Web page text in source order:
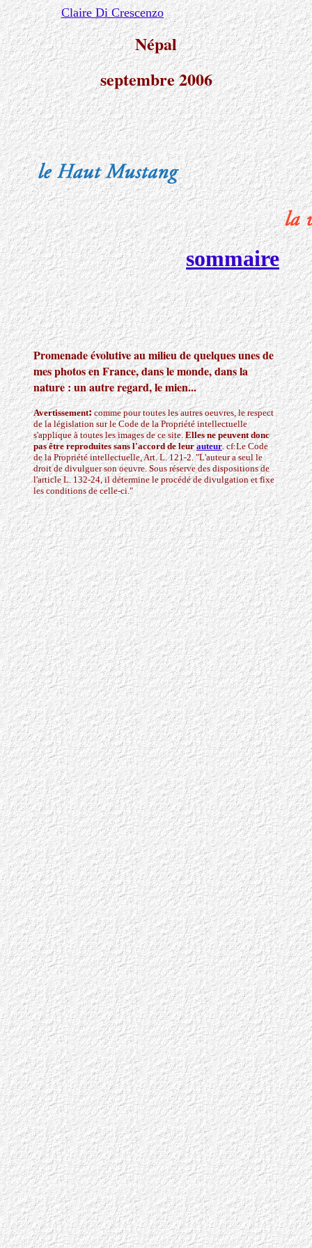
Claire Di Crescenzo
Népal
septembre 2006
sommaire
Promenade évolutiveau milieu de quelques unes de
mes photos en France, dans le monde, dans la
nature : un autre regard, le mien...
Avertissement:comme pour toutes les autres oeuvres, le respect
de la législation sur le Code de la Propriété intellectuelle
s'applique à toutes les images de ce site.Elles ne peuvent donc
pas être reproduites sans l'accord de leurauteur. cf:Le Code
de la Propriété intellectuelle, Art. L. 121-2. "L'auteur a seul le
droit de divulguer son oeuvre. Sous réserve des dispositions de
l'article L. 132-24, il détermine le procédé de divulgation et fixe
les conditions de celle-ci."